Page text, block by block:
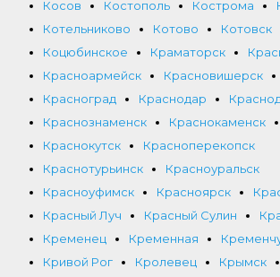
Косов
Костополь Кострома
Котельниково
Котово
Котовск
Коцюбинское
Краматорск
Красноармейск
Красновишерск
Красноград
Краснодар
Краснознаменск
Краснокаменск
Краснокутск
Красноперекопск
Краснотурьинск
Красноуральск
Красноуфимск
Красноярск
Красный Луч
Красный Сулин
Кременец
Кременная
Кривой Рог
Кролевец Крымск